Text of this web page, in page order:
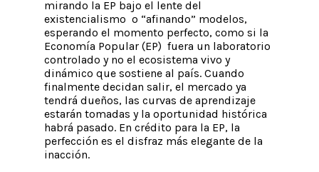
mirando la EP bajo el lente del
existencialismo o “afinando” modelos,
esperando el momento perfecto, como si la
Economía Popular (EP) fuera un laboratorio
controlado y no el ecosistema vivo y
dinámico que sostiene al país. Cuando
finalmente decidan salir, el mercado ya
tendrá dueños, las curvas de aprendizaje
estarán tomadas y la oportunidad histórica
habrá pasado. En crédito para la EP, la
perfección es el disfraz más elegante de la
inacción.